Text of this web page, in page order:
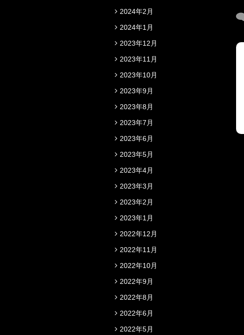
2024年2月
2024年1月
2023年12月
2023年11月
2023年10月
2023年9月
2023年8月
2023年7月
2023年6月
2023年5月
2023年4月
2023年3月
2023年2月
2023年1月
2022年12月
2022年11月
2022年10月
2022年9月
2022年8月
2022年6月
2022年5月